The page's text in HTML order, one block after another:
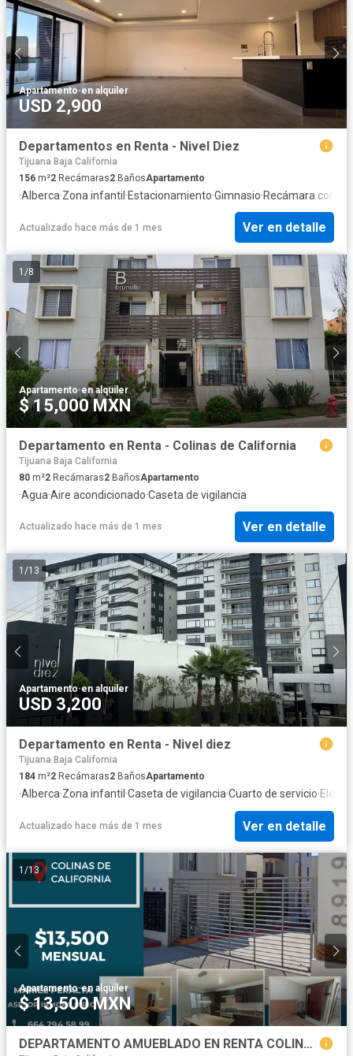
Apartamento·en alquiler
USD 2,900
Departamentos en Renta - Nivel Diez
Tijuana Baja California
156 m²2 Recámaras2 BañosApartamento
·Alberca·Zona infantil ·Estacionamiento·Gimnasio·Recámara con
Actualizado hace más de 1 mes Ver en detalle
1 /8
Apartamento·en alquiler
$ 15,000 MXN
Departamento en Renta - Colinas de California
Tijuana Baja California
80 m²2 Recámaras2 BañosApartamento
·Agua·Aire acondicionado·Caseta de vigilancia
Actualizado hace más de 1 mes Ver en detalle
1 /13
Apartamento·en alquiler
USD 3,200
Departamento en Renta - Nivel diez
Tijuana Baja California
184 m²2 Recámaras2 BañosApartamento
·Alberca·Zona infantil ·Caseta de vigilancia·Cuarto de servicio·
Actualizado hace más de 1 mes Ver en detalle
1 /13
Apartamento·en alquiler
$ 13,500 MXN
DEPARTAMENTO AMUEBLADO EN RENTA COLINAS DE CALIFORNIA